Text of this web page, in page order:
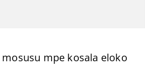
mpe kosala eloko